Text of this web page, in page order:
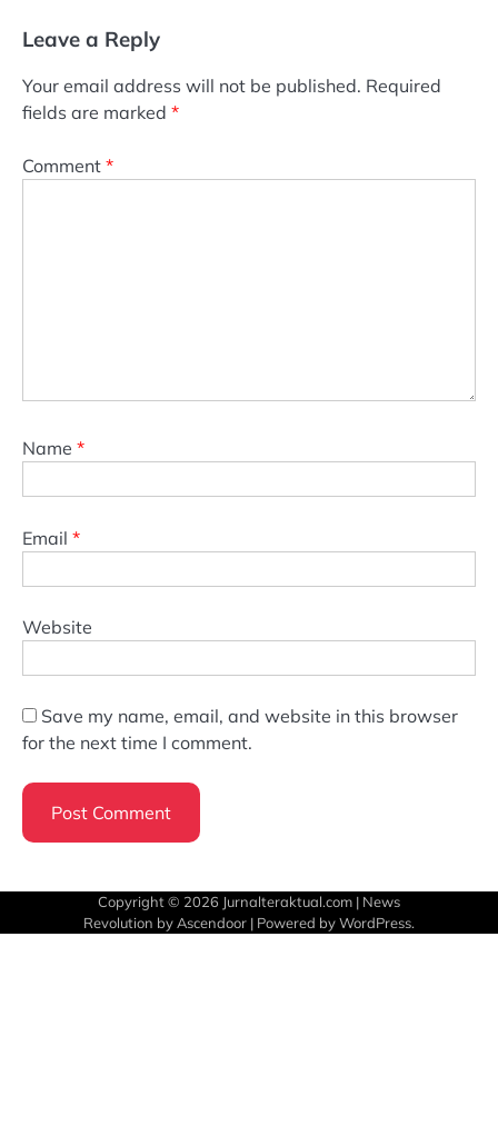
Leave a Reply
Your email address will not be published. Required
fields are marked *
Comment *
Name *
Email *
Website
Save my name, email, and website in this browser
for the next time I comment.
Copyright © 2026 Jurnalteraktual.com | News
Revolution by Ascendoor | Powered byWordPress.